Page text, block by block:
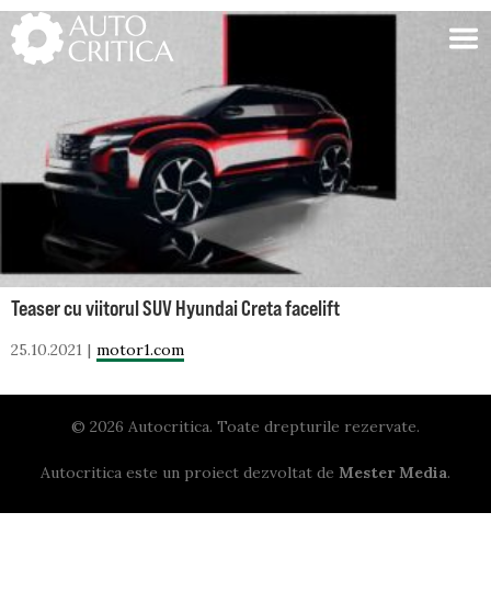
Skip
to
content
Teaser cu viitorul SUV Hyundai Creta facelift
25.10.2021 motor1.com
© 2026 Autocritica. Toate drepturile rezervate.
Autocritica este un proiect dezvoltat de Mester Media.